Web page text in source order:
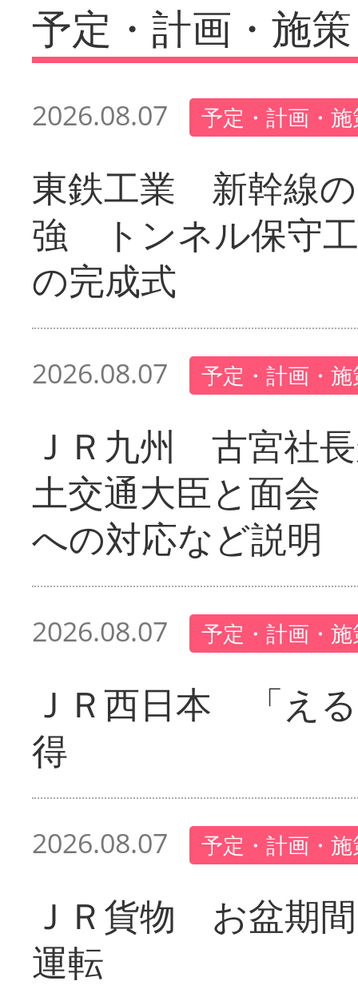
予定・計画・施策
2026.08.07 予定・計画・
東鉄工業 新幹線
強 トンネル保守
の完成式
2026.08.07 予定・計画・
ＪＲ九州 古宮社
土交通大臣と面会
への対応など説明
2026.08.07 予定・計画・
ＪＲ西日本 「え
得
2026.08.07 予定・計画・
ＪＲ貨物 お盆期
運転